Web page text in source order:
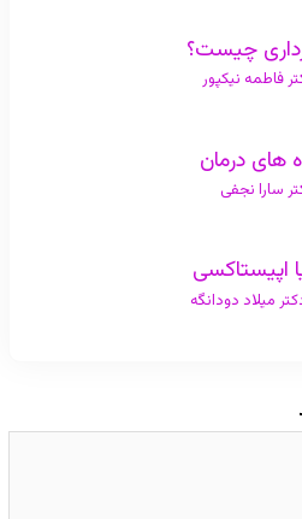
چیست؟
فاطمه نیکپور
های درمان
سارا نجفی
اپیستاکسی
میلاد دودانگه